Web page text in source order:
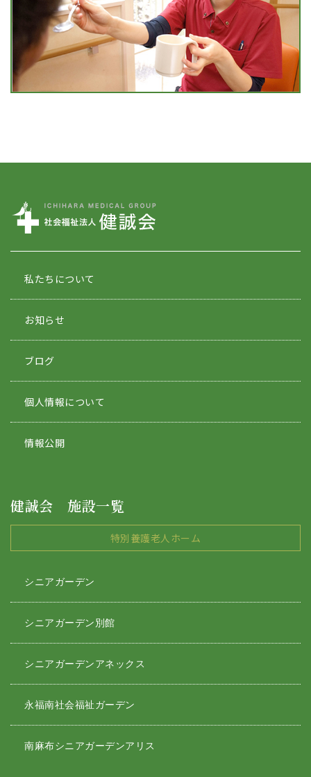
私たちについて
お知らせ
ブログ
個人情報について
情報公開
健誠会 施設一覧
特別養護老人ホーム
シニアガーデン
シニアガーデン別館
シニアガーデンアネックス
永福南社会福祉ガーデン
南麻布シニアガーデンアリス